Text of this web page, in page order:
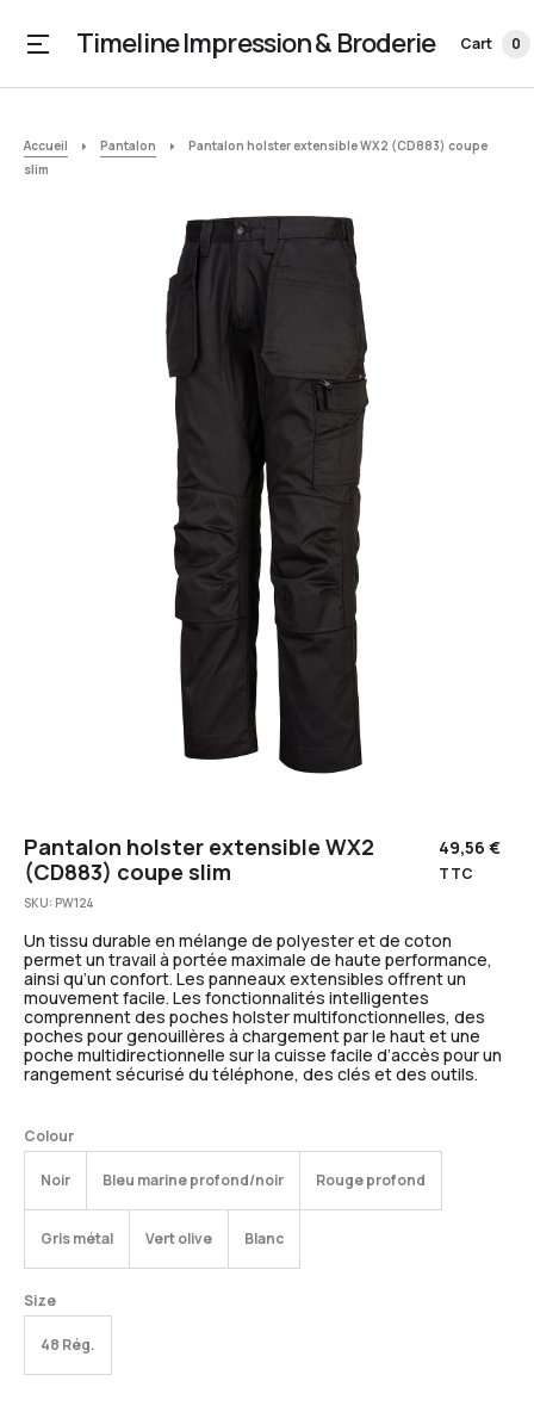
Timeline Impression & Broderie Cart 0
Accueil Pantalon
Pantalon holster extensible WX2 (CD883) coupe
slim
Pantalon holster extensible WX2
(CD883) coupe slim
49,56 €
TTC
SKU: PW124
Un tissu durable en mélange de polyester et de coton
permet un travail à portée maximale de haute performance,
ainsi qu’un confort. Les panneaux extensibles offrent un
mouvement facile. Les fonctionnalités intelligentes
comprennent des poches holster multifonctionnelles, des
poches pour genouillères à chargement par le haut et une
poche multidirectionnelle sur la cuisse facile d’accès pour un
rangement sécurisé du téléphone, des clés et des outils.
Colour
Noir Bleu marine profond/noir Rouge profond
Gris métal Vert olive Blanc
Size
48 Rég.